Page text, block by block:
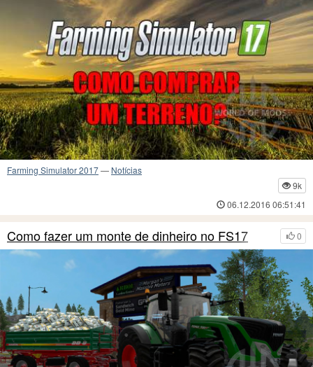
Farming Simulator 2017— Notícias
9k
06.12.2016 06:51:41
0
Como fazer um monte de dinheiro no FS17